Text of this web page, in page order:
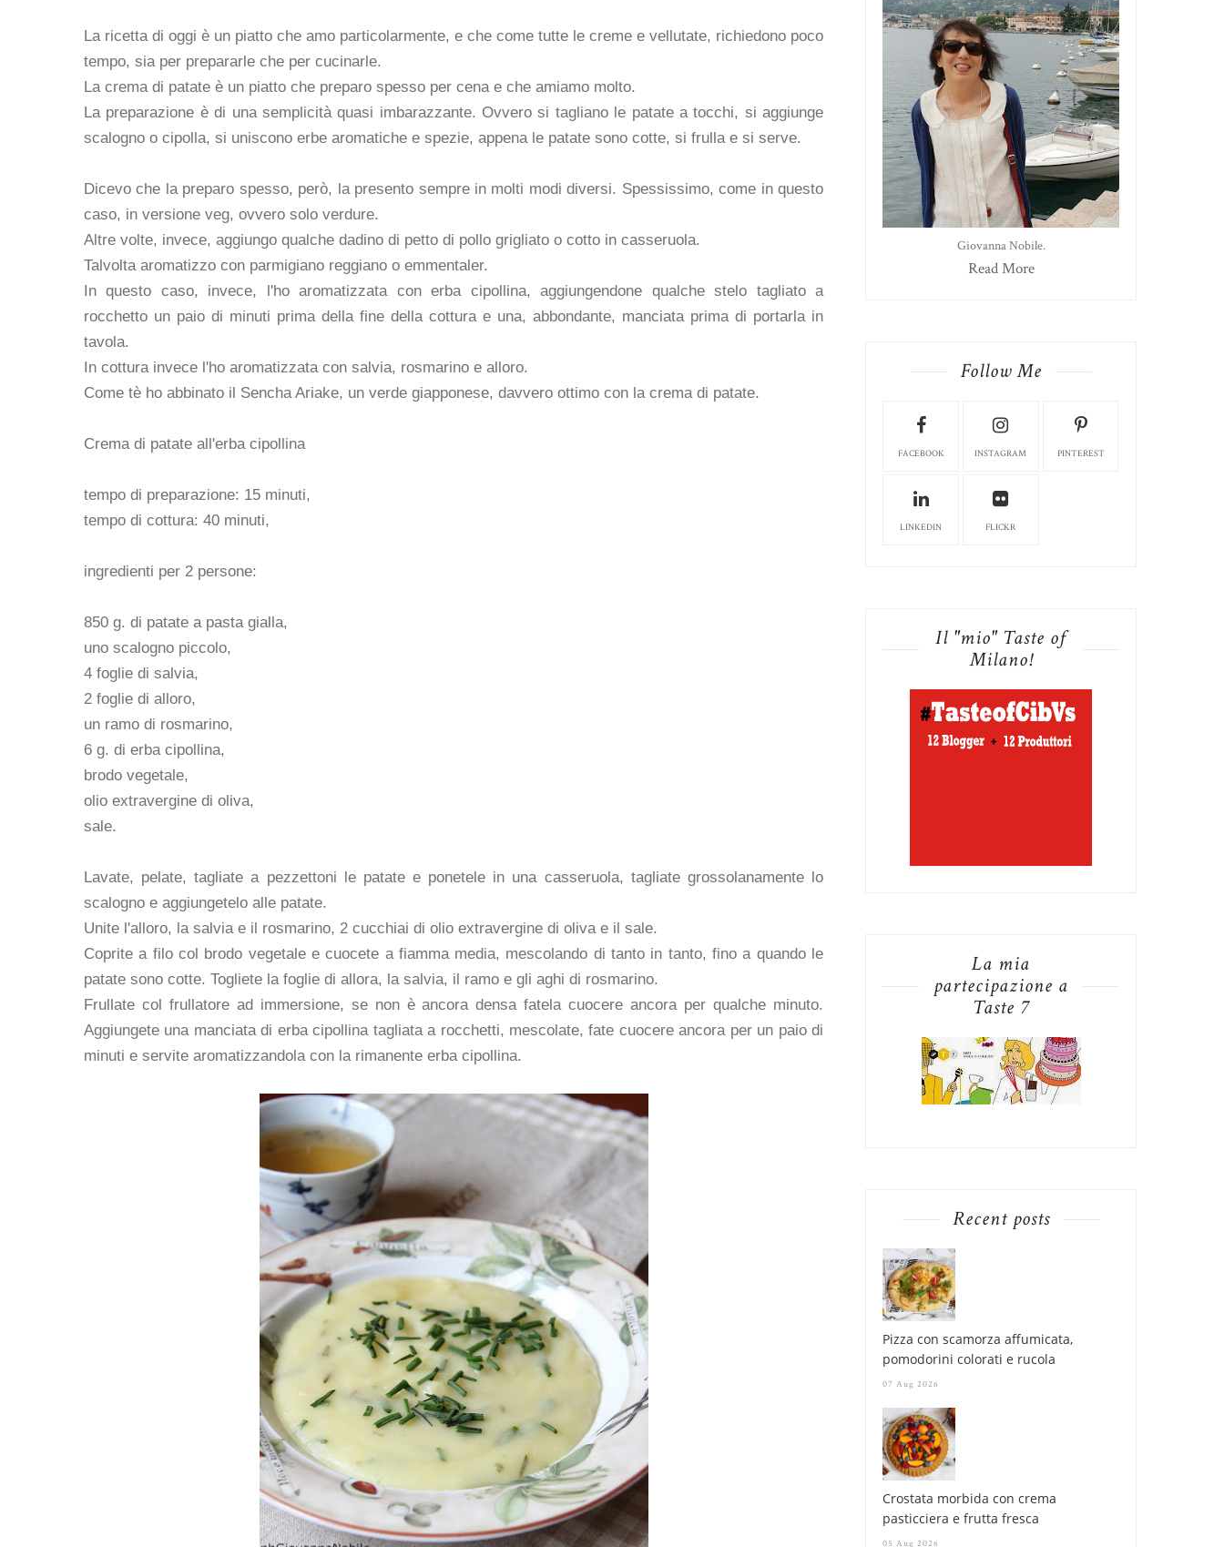
La ricetta di oggi è un piatto che amo particolarmente, e che come tutte le creme e vellutate, richiedono poco
tempo, sia per prepararle che per cucinarle.
La crema di patate è un piatto che preparo spesso per cena e che amiamo molto.
La preparazione è di una semplicità quasi imbarazzante. Ovvero si tagliano le patate a tocchi, si aggiunge
scalogno o cipolla, si uniscono erbe aromatiche e spezie, appena le patate sono cotte, si frulla e si serve.
Dicevo che la preparo spesso, però, la presento sempre in molti modi diversi. Spessissimo, come in questo
caso, in versione veg, ovvero solo verdure.
Altre volte, invece, aggiungo qualche dadino di petto di pollo grigliato o cotto in casseruola.
Talvolta aromatizzo con parmigiano reggiano o emmentaler.
In questo caso, invece, l'ho aromatizzata con erba cipollina, aggiungendone qualche stelo tagliato a
rocchetto un paio di minuti prima della fine della cottura e una, abbondante, manciata prima di portarla in
tavola.
In cottura invece l'ho aromatizzata con salvia, rosmarino e alloro.
Come tè ho abbinato il Sencha Ariake, un verde giapponese, davvero ottimo con la crema di patate.
Crema di patate all'erba cipollina
tempo di preparazione: 15 minuti,
tempo di cottura: 40 minuti,
ingredienti per 2 persone:
850 g. di patate a pasta gialla,
uno scalogno piccolo,
4 foglie di salvia,
2 foglie di alloro,
un ramo di rosmarino,
6 g. di erba cipollina,
brodo vegetale,
olio extravergine di oliva,
sale.
Lavate, pelate, tagliate a pezzettoni le patate e ponetele in una casseruola, tagliate grossolanamente lo
scalogno e aggiungetelo alle patate.
Unite l'alloro, la salvia e il rosmarino, 2 cucchiai di olio extravergine di oliva e il sale.
Coprite a filo col brodo vegetale e cuocete a fiamma media, mescolando di tanto in tanto, fino a quando le
patate sono cotte. Togliete la foglie di allora, la salvia, il ramo e gli aghi di rosmarino.
Frullate col frullatore ad immersione, se non è ancora densa fatela cuocere ancora per qualche minuto.
Aggiungete una manciata di erba cipollina tagliata a rocchetti, mescolate, fate cuocere ancora per un paio di
minuti e servite aromatizzandola con la rimanente erba cipollina.
Giovanna Nobile.
Read More
Follow Me
FACEBOOK INSTAGRAM PINTEREST
LINKEDIN FLICKR
Il "mio" Taste of
Milano!
La mia
partecipazione a
Taste 7
Recent posts
Pizza con scamorza affumicata,
pomodorini colorati e rucola
07 Aug 2026
Crostata morbida con crema
pasticciera e frutta fresca
05 Aug 2026